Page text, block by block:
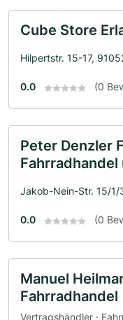
Cube Store
Hilpertstr. 15-17,
0.0 (0
Peter Denzler
Jakob-Nein-Str. 15/1/
0.0 (0
Manuel
Fahrradhandel
Vertragshändler ·